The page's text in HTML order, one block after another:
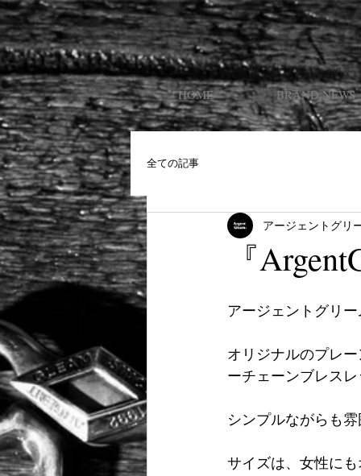
HOME BRAND NEWS
全ての記事
『
アージェントグリ
アージェントグリ
オリジナルのプレ
ーチェーンブレス
シンプルながらも
サイズは、女性に